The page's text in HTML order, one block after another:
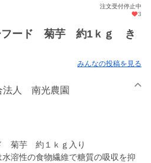
注文受付停止中
3
フード 菊芋 約1ｋｇ き
みんなの投稿を見る
法人 南光農園
菊芋 約１ｋｇ入り
溶性の食物繊維で糖質の吸収を抑